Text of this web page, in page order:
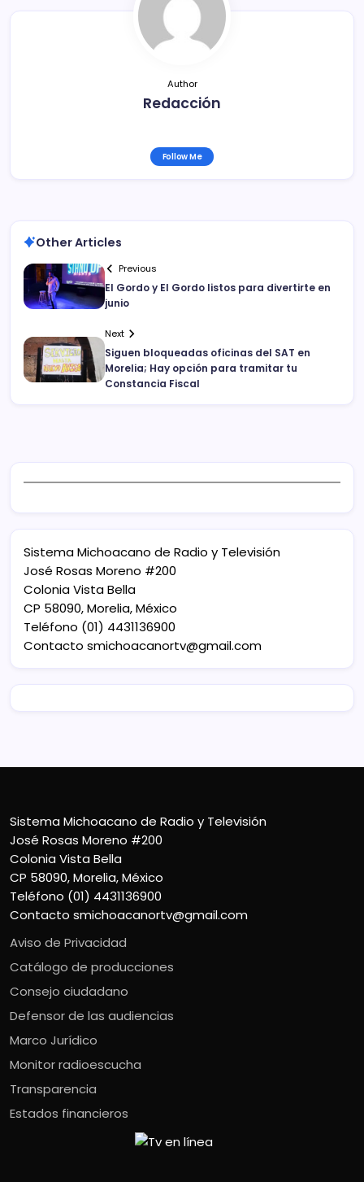
Author
Redacción
Follow Me
Other Articles
Previous
El Gordo y El Gordo listos para divertirte en
junio
Next
Siguen bloqueadas oficinas del SAT en
Morelia; Hay opción para tramitar tu
Constancia Fiscal
Sistema Michoacano de Radio y Televisión
José Rosas Moreno #200
Colonia Vista Bella
CP 58090, Morelia, México
Teléfono (01) 4431136900
Contacto smichoacanortv@gmail.com
Sistema Michoacano de Radio y Televisión
José Rosas Moreno #200
Colonia Vista Bella
CP 58090, Morelia, México
Teléfono (01) 4431136900
Contacto smichoacanortv@gmail.com
Aviso de Privacidad
Catálogo de producciones
Consejo ciudadano
Defensor de las audiencias
Marco Jurídico
Monitor radioescucha
Transparencia
Estados financieros